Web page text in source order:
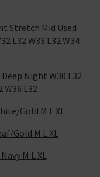
Stretch Mid Used
L32 W33 L32 W34
Night W30 L32
W36 L32
Gold M L XL
Gold M L XL
M L XL